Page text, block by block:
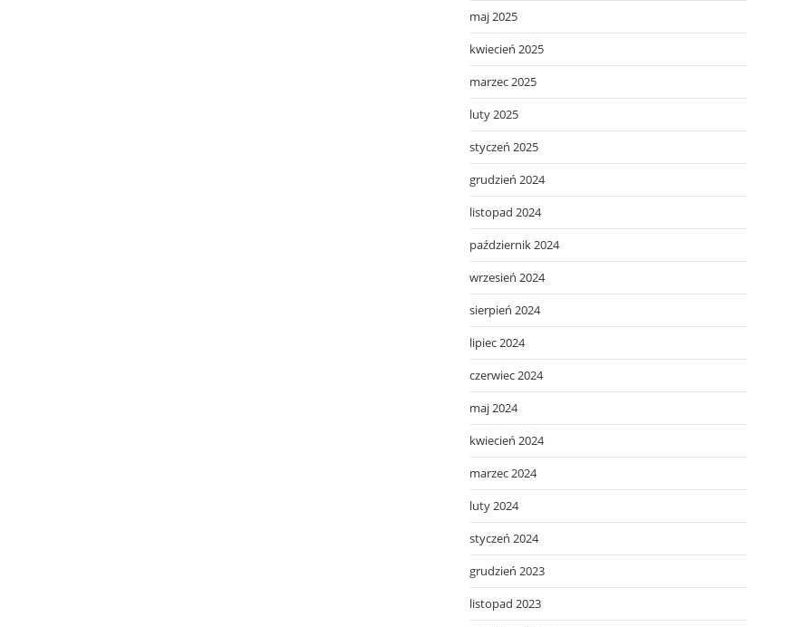
maj 2025
kwiecień 2025
marzec 2025
luty 2025
styczeń 2025
grudzień 2024
listopad 2024
październik 2024
wrzesień 2024
sierpień 2024
lipiec 2024
czerwiec 2024
maj 2024
kwiecień 2024
marzec 2024
luty 2024
styczeń 2024
grudzień 2023
listopad 2023